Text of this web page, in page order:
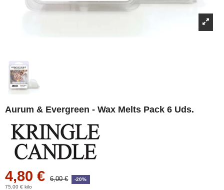
Aurum & Evergreen - Wax Melts Pack 6 Uds.
4,80 € 6,00 €
-20%
75,00 € kilo